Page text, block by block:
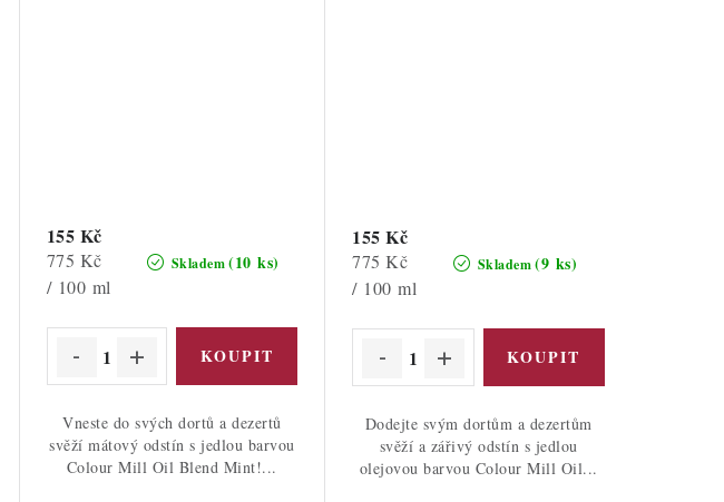
Skladem (10 ks)
155 Kč
Měrná
cena:
775 Kč
/ 100 ml
Vneste do svých dortů a dezertů
svěží mátový odstín s jedlou barvou
Colour Mill Oil Blend Mint!...
Skladem (9 ks)
155 Kč
Měrná
cena:
775 Kč
/ 100 ml
Dodejte svým dortům a dezertům
svěží a zářivý odstín s jedlou
olejovou barvou Colour Mill Oil...